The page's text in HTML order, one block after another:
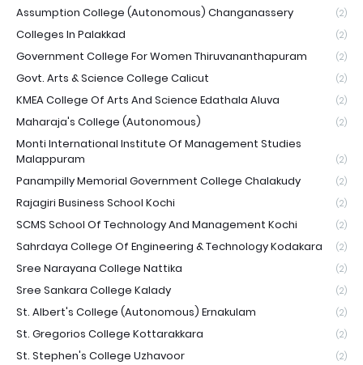
Assumption College (Autonomous) Changanassery (2)
Colleges In Palakkad (2)
Government College For Women Thiruvananthapuram (2)
Govt. Arts & Science College Calicut (2)
KMEA College Of Arts And Science Edathala Aluva (2)
Maharaja's College (Autonomous) (2)
Monti International Institute Of Management Studies
Malappuram
(2)
Panampilly Memorial Government College Chalakudy (2)
Rajagiri Business School Kochi (2)
SCMS School Of Technology And Management Kochi (2)
Sahrdaya College Of Engineering & Technology Kodakara (2)
Sree Narayana College Nattika (2)
Sree Sankara College Kalady (2)
St. Albert's College (Autonomous) Ernakulam (2)
St. Gregorios College Kottarakkara (2)
St. Stephen's College Uzhavoor (2)